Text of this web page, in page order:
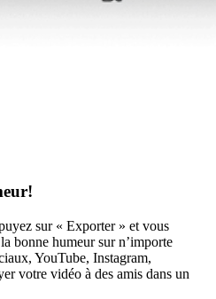
sur « Exporter » et vous
bonne humeur sur n’importe
YouTube, Instagram,
votre vidéo à des amis dans un